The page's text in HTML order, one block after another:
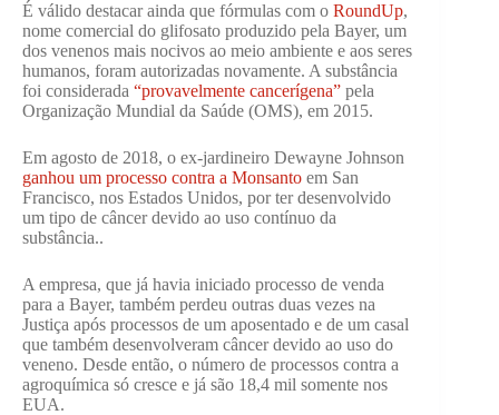
É válido destacar ainda que fórmulas com o RoundUp,
nome comercial do glifosato produzido pela Bayer, um
dos venenos mais nocivos ao meio ambiente e aos seres
humanos, foram autorizadas novamente. A substância
foi considerada “provavelmente cancerígena” pela
Organização Mundial da Saúde (OMS), em 2015.
Em agosto de 2018, o ex-jardineiro Dewayne Johnson
ganhou um processo contra a Monsanto em San
Francisco, nos Estados Unidos, por ter desenvolvido
um tipo de câncer devido ao uso contínuo da
substância..
A empresa, que já havia iniciado processo de venda
para a Bayer, também perdeu outras duas vezes na
Justiça após processos de um aposentado e de um casal
que também desenvolveram câncer devido ao uso do
veneno. Desde então, o número de processos contra a
agroquímica só cresce e já são 18,4 mil somente nos
EUA.